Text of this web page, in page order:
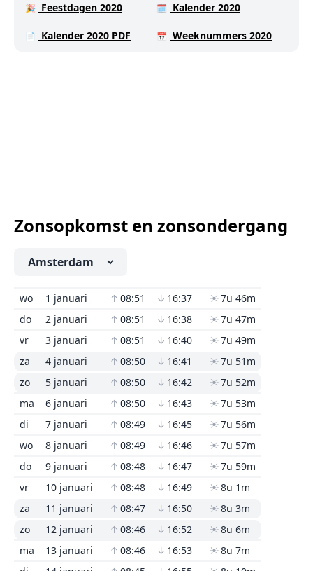
🎉 Feestdagen 2020 🗓️ Kalender 2020
📄 Kalender 2020 PDF 📅 Weeknummers 2020
Zonsopkomst en zonsondergang
wo 1 januari ↑ 08:51 ↓ 16:37 ☀7u 46m
do
2 januari ↑ 08:51 ↓ 16:38 ☀7u 47m
vr
3 januari ↑ 08:51 ↓ 16:40 ☀7u 49m
za
4 januari ↑ 08:50 ↓ 16:41 ☀7u 51m
zo
5 januari ↑ 08:50 ↓ 16:42 ☀7u 52m
ma
6 januari ↑ 08:50 ↓ 16:43 ☀7u 53m
di
7 januari ↑ 08:49 ↓ 16:45 ☀7u 56m
wo
8 januari ↑ 08:49 ↓ 16:46 ☀7u 57m
do
9 januari ↑ 08:48 ↓ 16:47 ☀7u 59m
vr
10 januari ↑ 08:48 ↓ 16:49 ☀8u 1m
za
11 januari ↑ 08:47 ↓ 16:50 ☀8u 3m
zo
12 januari ↑ 08:46 ↓ 16:52 ☀8u 6m
ma
13 januari ↑ 08:46 ↓ 16:53 ☀8u 7m